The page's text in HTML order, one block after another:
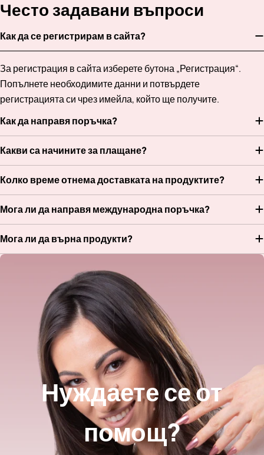
Нуждаете се от
помощ?
Често задавани въпроси
Как да се регистрирам в сайта?
За регистрация в сайта изберете бутона „Регистрация“.
Попълнете необходимите данни и потвърдете
регистрацията си чрез имейла, който ще получите.
Как да направя поръчка?
Какви са начините за плащане?
Колко време отнема доставката на продуктите?
Мога ли да направя международна поръчка?
Мога ли да върна продукти?